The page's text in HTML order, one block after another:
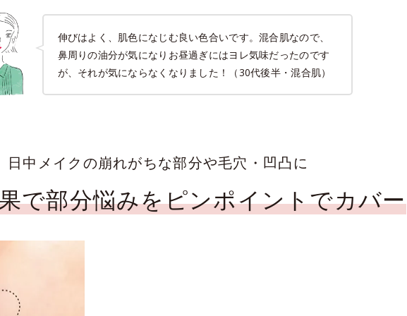
伸びはよく、肌色になじむ良い色合いです。混合肌なので、
鼻周りの油分が気になりお昼過ぎにはヨレ気味だったのです
が、それが気にならなくなりました！（30代後半・混合肌）
日中メイクの崩れがちな部分や毛穴・凹凸に
で部分悩みをピンポイントでカバー